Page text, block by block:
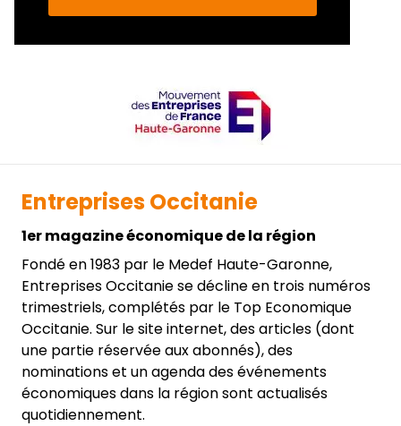
Entreprises Occitanie
1er magazine économique de la région
Fondé en 1983 par le Medef Haute-Garonne,
Entreprises Occitanie se décline en trois numéros
trimestriels, complétés par le Top Economique
Occitanie. Sur le site internet, des articles (dont
une partie réservée aux abonnés), des
nominations et un agenda des événements
économiques dans la région sont actualisés
quotidiennement.